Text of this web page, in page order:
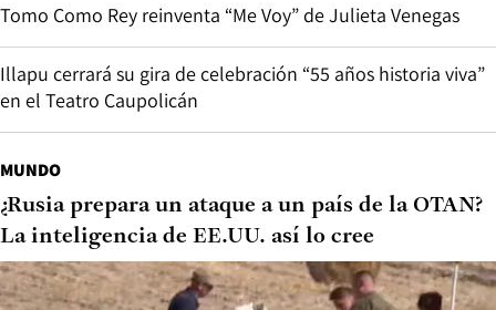
Tomo Como Rey reinventa “Me Voy” de Julieta Venegas
Illapu cerrará su gira de celebración “55 años historia viva”
en el Teatro Caupolicán
MUNDO
¿Rusia prepara un ataque a un país de la OTAN?
La inteligencia de EE.UU. así lo cree